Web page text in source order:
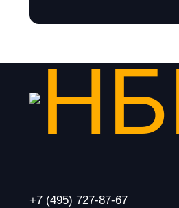
+7 (495) 727-87-67